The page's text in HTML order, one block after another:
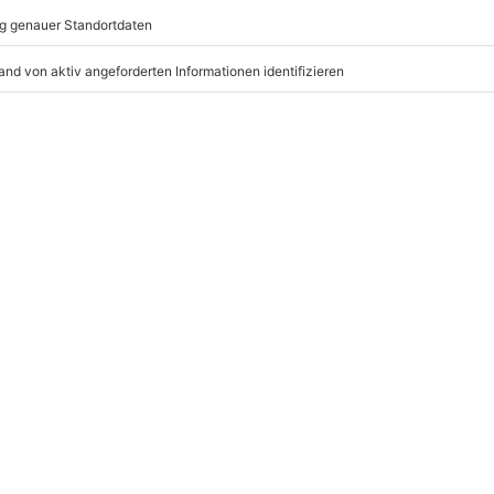
Kinder (bis einschließlich 13
Zusatzkosten vor Ort anfallen
mydaysGmbH
außer an bundesweiten